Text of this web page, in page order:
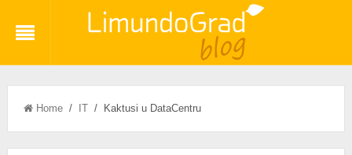
Home/ IT/ Kaktusi u DataCentru